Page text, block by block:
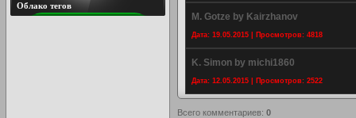
M. Gotze by Kairzhanov
Дата: 19.05.2015 | Просмотров: 4818
K. Simon by michi1860
Дата: 12.05.2015 | Просмотров: 2522
Всего комментариев: 0
Облако тегов